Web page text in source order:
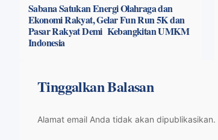
Sabana Satukan Energi Olahraga dan
Ekonomi Rakyat, Gelar Fun Run 5K dan
Pasar Rakyat Demi Kebangkitan UMKM
Indonesia
Tinggalkan Balasan
Alamat email Anda tidak akan dipublikasikan.